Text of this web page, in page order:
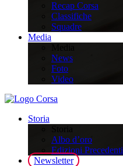
Recap Corsa
Classifiche
Squadre
Media
News
Foto
Video
Storia
Albo d’oro
Edizioni Precedenti
Newsletter